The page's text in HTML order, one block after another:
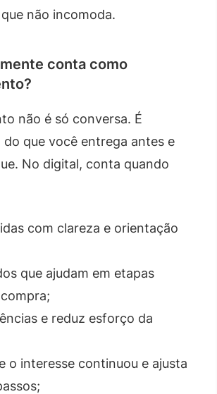
não incomoda.
conta como
não é só conversa. É
do que você entrega antes e
No digital, conta quando
com clareza e orientação
que ajudam em etapas
e reduz esforço da
o interesse continuou e ajusta